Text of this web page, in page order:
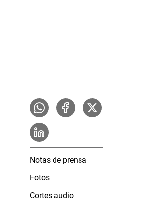
Notas de prensa
Fotos
Cortes audio